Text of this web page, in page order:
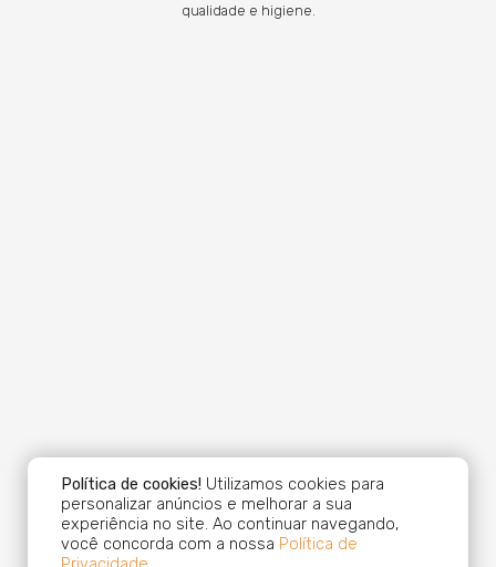
qualidade e higiene.
Política de cookies! Utilizamos cookies para
personalizar anúncios e melhorar a sua
experiência no site. Ao continuar navegando,
você concorda com a nossa Política de